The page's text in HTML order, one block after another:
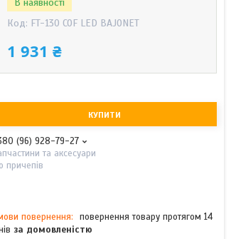
В наявності
Код: FT-130 COF LED BAJONET
1 931 ₴
КУПИТИ
(96) 928-79-27
та аксесуари
причепів
повернення товару протягом 14
за домовленістю